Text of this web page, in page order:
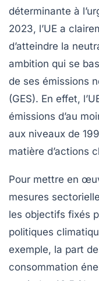
déterminante à
2023, l’UE a
d’atteindre la
ambition qui se
de ses émissions
(GES). En effet,
émissions d’au
aux niveaux de
matière d’actions
Pour mettre en
mesures
les objectifs fixés
politiques
exemple, la part
consommation